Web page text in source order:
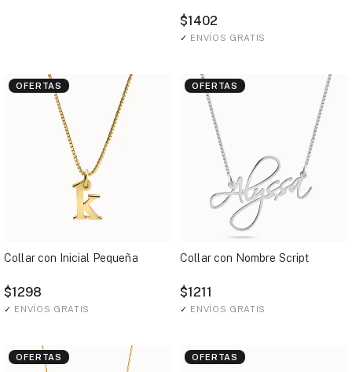
$1402
✓ ENVÍOS GRATIS
OFERTAS
Collar con Inicial Pequeña
$1298
✓ ENVÍOS GRATIS
OFERTAS
Collar con Nombre Script
$1211
✓ ENVÍOS GRATIS
OFERTAS OFERTAS